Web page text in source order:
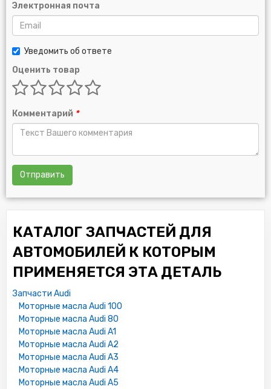
Электронная почта
Уведомить об ответе
Оценить товар
Комментарий *
Отправить
КАТАЛОГ ЗАПЧАСТЕЙ ДЛЯ
АВТОМОБИЛЕЙ К КОТОРЫМ
ПРИМЕНЯЕТСЯ ЭТА ДЕТАЛЬ
Запчасти Audi
Моторные масла Audi 100
Моторные масла Audi 80
Моторные масла Audi A1
Моторные масла Audi A2
Моторные масла Audi A3
Моторные масла Audi A4
Моторные масла Audi A5